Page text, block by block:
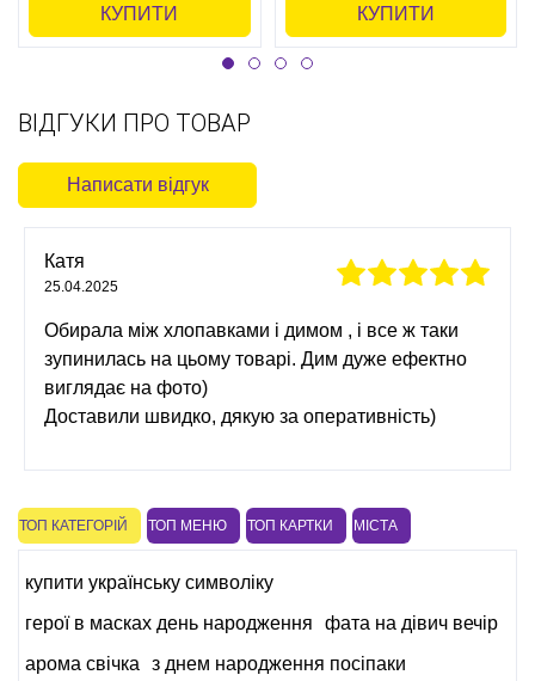
КУПИТИ КУПИТИ
ВІДГУКИ ПРО ТОВАР
Написати відгук
Катя
25.04.2025
Обирала між хлопавками і димом , і все ж таки
зупинилась на цьому товарі. Дим дуже ефектно
виглядає на фото)
Доставили швидко, дякую за оперативність)
ТОП КАТЕГОРІЙ ТОП МЕНЮ ТОП КАРТКИ МІСТА
купити українську символіку
герої в масках день народження
фата на дівич вечір
арома свічка
з днем народження посіпаки